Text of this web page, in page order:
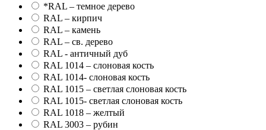
*RAL – темное дерево
RAL – кирпич
RAL – камень
RAL – св. дерево
RAL - античный дуб
RAL 1014 – слоновая кость
RAL 1014- слоновая кость
RAL 1015 – светлая слоновая кость
RAL 1015- светлая слоновая кость
RAL 1018 – желтый
RAL 3003 – рубин